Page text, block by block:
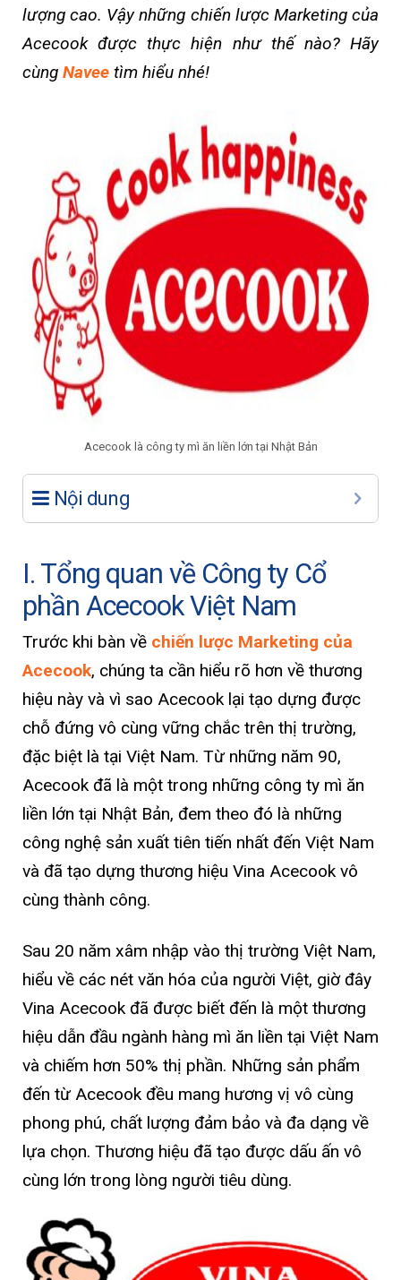
lượng cao. Vậy những chiến lược Marketing của
Acecook được thực hiện như thế nào? Hãy
cùng Navee tìm hiểu nhé!
Acecook là công ty mì ăn liền lớn tại Nhật Bản
Nội dung
I. Tổng quan về Công ty Cổ
phần Acecook Việt Nam
Trước khi bàn về chiến lược Marketing của
Acecook, chúng ta cần hiểu rõ hơn về thương
hiệu này và vì sao Acecook lại tạo dựng được
chỗ đứng vô cùng vững chắc trên thị trường,
đặc biệt là tại Việt Nam. Từ những năm 90,
Acecook đã là một trong những công ty mì ăn
liền lớn tại Nhật Bản, đem theo đó là những
công nghệ sản xuất tiên tiến nhất đến Việt Nam
và đã tạo dựng thương hiệu Vina Acecook vô
cùng thành công.
Sau 20 năm xâm nhập vào thị trường Việt Nam,
hiểu về các nét văn hóa của người Việt, giờ đây
Vina Acecook đã được biết đến là một thương
hiệu dẫn đầu ngành hàng mì ăn liền tại Việt Nam
và chiếm hơn 50% thị phần. Những sản phẩm
đến từ Acecook đều mang hương vị vô cùng
phong phú, chất lượng đảm bảo và đa dạng về
lựa chọn. Thương hiệu đã tạo được dấu ấn vô
cùng lớn trong lòng người tiêu dùng.